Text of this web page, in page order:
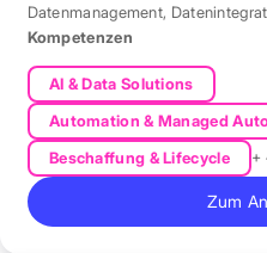
Datenmanagement,
produktive Datenbestände
Kompetenzen
AI & Data Solutions
Automation & Managed
Beschaffung & Lifecycle
+
Zum